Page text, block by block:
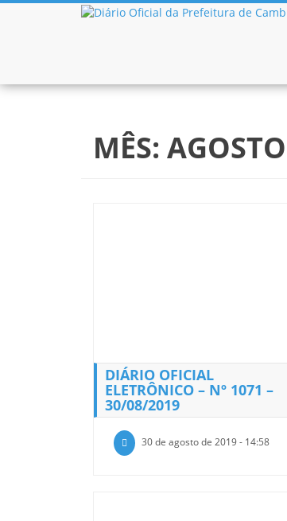
MÊS:
DIÁRIO OFICIAL
ELETRÔNICO – Nº 1071 –
30/08/2019
30 de agosto de 2019 - 14:58